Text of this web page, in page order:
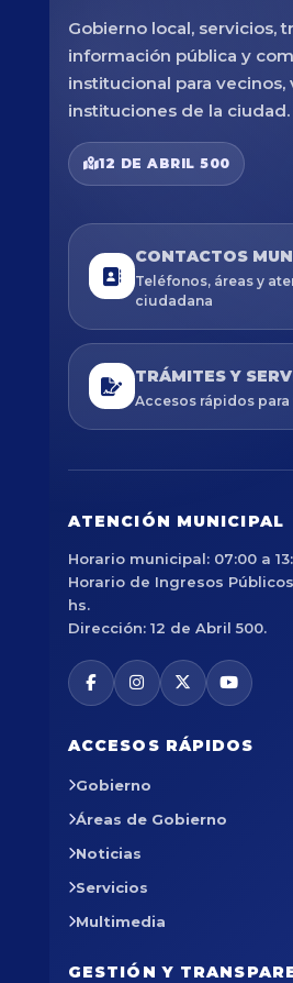
Gobierno local, servicios,
información pública y
institucional para vecinos,
instituciones de la ciudad.
12 DE ABRIL 500
CONTACTOS
Teléfonos, áreas y
ciudadana
TRÁMITES Y
Accesos rápidos
ATENCIÓN MUNICIPAL
Horario municipal: 07:00 a
Horario de Ingresos
hs.
Dirección: 12 de Abril 500.
ACCESOS RÁPIDOS
Gobierno
Áreas de Gobierno
Noticias
Servicios
Multimedia
GESTIÓN Y